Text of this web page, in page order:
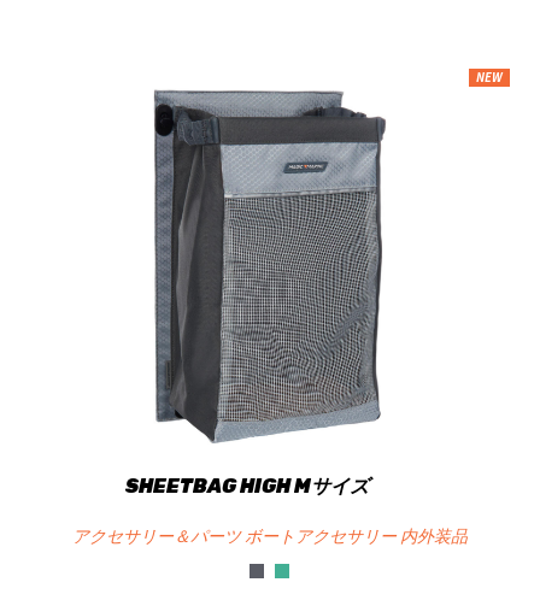
NEW
SHEETBAG HIGH Mサイズ
アクセサリー＆パーツ ボートアクセサリー 内外装品